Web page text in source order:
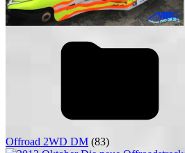
Offroad 2WD DM (83)